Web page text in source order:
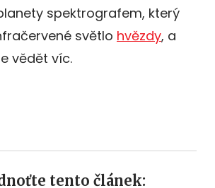
spektrografem, který
světlo hvězdy, a
vědět víc.
tento článek: